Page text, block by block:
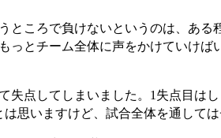
ところで負けないというのは、あ
っとチーム全体に声をかけていけ
失点してしまいました。1失点目
思いますけど、試合全体を通して